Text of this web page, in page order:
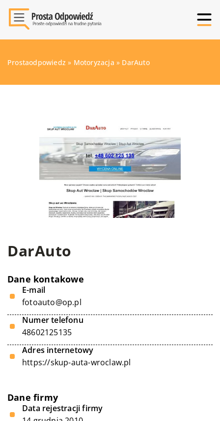
Prostaodpowiedz » Motoryzacja » DarAuto
DarAuto
Dane kontakowe
E-mail
fotoauto@op.pl
Numer telefonu
48602125135
Adres internetowy
https://skup-auta-wroclaw.pl
Dane firmy
Data rejestracji firmy